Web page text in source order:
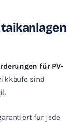
für PV-
sind
für jede